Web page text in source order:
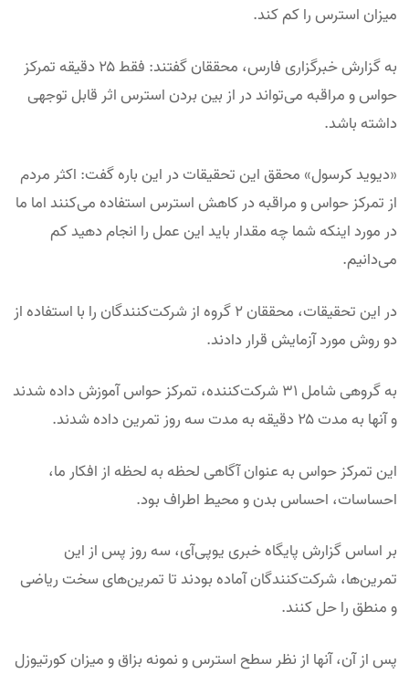
میزان استرس را کم کند.
به گزارش خبرگزاری فارس، محققان گفتند: فقط ۲۵ دقیقه تمرکز
حواس و مراقبه می‌تواند در از بین بردن استرس اثر قابل توجهی
داشته باشد.
«دیوید کرسول» محقق این تحقیقات در این باره گفت: اکثر مردم
از تمرکز حواس و مراقبه در کاهش استرس استفاده می‌کنند اما ما
در مورد اینکه شما چه مقدار باید این عمل را انجام دهید کم
می‌‌دانیم.
در این تحقیقات،‌ محققان ۲ گروه از شرکت‌کنندگان را با استفاده از
دو روش مورد آزمایش قرار دادند.
به گروهی شامل ۳۱ شرکت‌کننده، تمرکز حواس آموزش داده شدند
و آنها به مدت ۲۵ دقیقه به مدت سه روز تمرین داده شدند.
این تمرکز حواس به عنوان آگاهی لحظه به لحظه از افکار ما،
احساسات، احساس بدن و محیط اطراف بود.
بر اساس گزارش پایگاه خبری یو‌پی‌آی، سه روز پس از این
تمرین‌ها، شرکت‌کنندگان آماده بودند تا تمرین‌های سخت ریاضی
و منطق را حل کنند.
پس از آن، آنها از نظر سطح استرس و نمونه بزاق و میزان کورتیوزل